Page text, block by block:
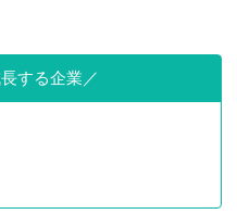
する企業